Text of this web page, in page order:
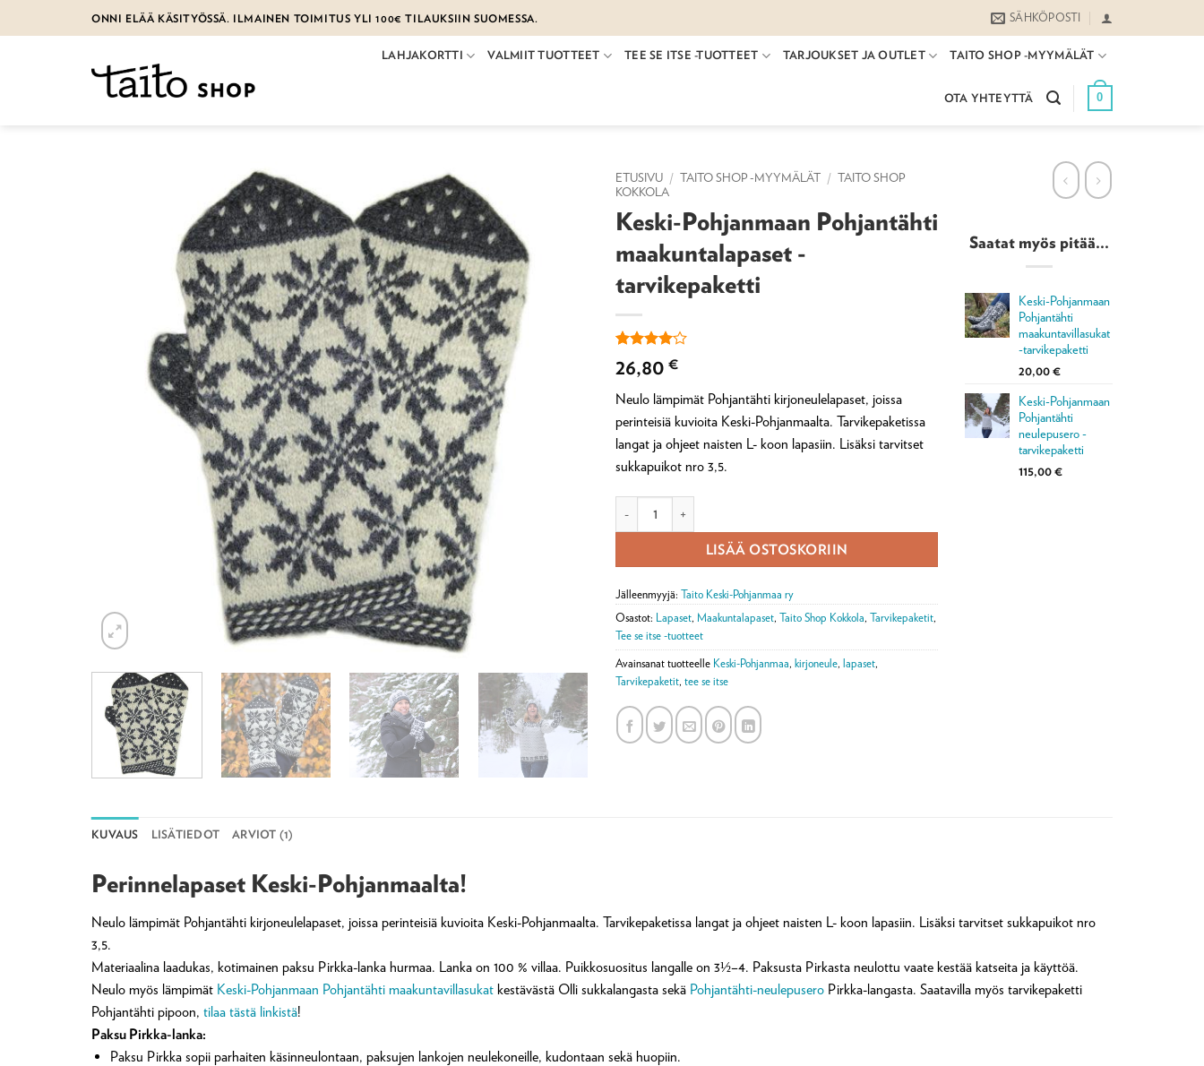
to
ONNI ELÄÄ KÄSITYÖSSÄ. ILMAINEN TOIMITUS YLI 100€ TILAUKSIIN SUOMESSA. SÄHKÖPOSTI
LAHJAKORTTI VALMIIT TUOTTEET TEE SE ITSE -TUOTTEET TARJOUKSET JA OUTLET TAITO SHOP -MYYMÄLÄT
OTA YHTEYTTÄ 0
ETUSIVU / TAITO SHOP -MYYMÄLÄT / TAITO SHOP
KOKKOLA
Keski-Pohjanmaan Pohjantähti
maakuntalapaset -
tarvikepaketti
Arvio4
5:stä
1
asiakkaan
arvotukseen.
26,80 €
Neulo lämpimät Pohjantähti kirjoneulelapaset, joissa
perinteisiä kuvioita Keski-Pohjanmaalta. Tarvikepaketissa
langat ja ohjeet naisten L- koon lapasiin. Lisäksi tarvitset
sukkapuikot nro 3,5.
LISÄÄ OSTOSKORIIN
Jälleenmyyjä: Taito Keski-Pohjanmaa ry
Osastot: Lapaset, Maakuntalapaset, Taito Shop Kokkola, Tarvikepaketit,
Tee se itse -tuotteet
Avainsanat tuotteelle Keski-Pohjanmaa, kirjoneule, lapaset,
Tarvikepaketit, tee se itse
Saatat myös pitää...
Keski-Pohjanmaan
Pohjantähti
maakuntavillasukat
-tarvikepaketti
20,00€
Keski-Pohjanmaan
Pohjantähti
neulepusero -
tarvikepaketti
115,00€
KUVAUS LISÄTIEDOT ARVIOT (1)
Perinnelapaset Keski-Pohjanmaalta!
Neulo lämpimät Pohjantähti kirjoneulelapaset, joissa perinteisiä kuvioita Keski-Pohjanmaalta. Tarvikepaketissa langat ja ohjeet naisten L- koon lapasiin. Lisäksi tarvitset sukkapuikot nro
3,5.
Materiaalina laadukas, kotimainen paksu Pirkka-lanka hurmaa. Lanka on 100 % villaa. Puikkosuositus langalle on 3½–4. Paksusta Pirkasta neulottu vaate kestää katseita ja käyttöä.
Neulo myös lämpimät Keski-Pohjanmaan Pohjantähti maakuntavillasukat kestävästä Olli sukkalangasta sekä Pohjantähti-neulepusero Pirkka-langasta. Saatavilla myös tarvikepaketti
Pohjantähti pipoon, tilaa tästä linkistä!
Paksu Pirkka-lanka:
Paksu Pirkka sopii parhaiten käsinneulontaan, paksujen lankojen neulekoneille, kudontaan sekä huopiin.